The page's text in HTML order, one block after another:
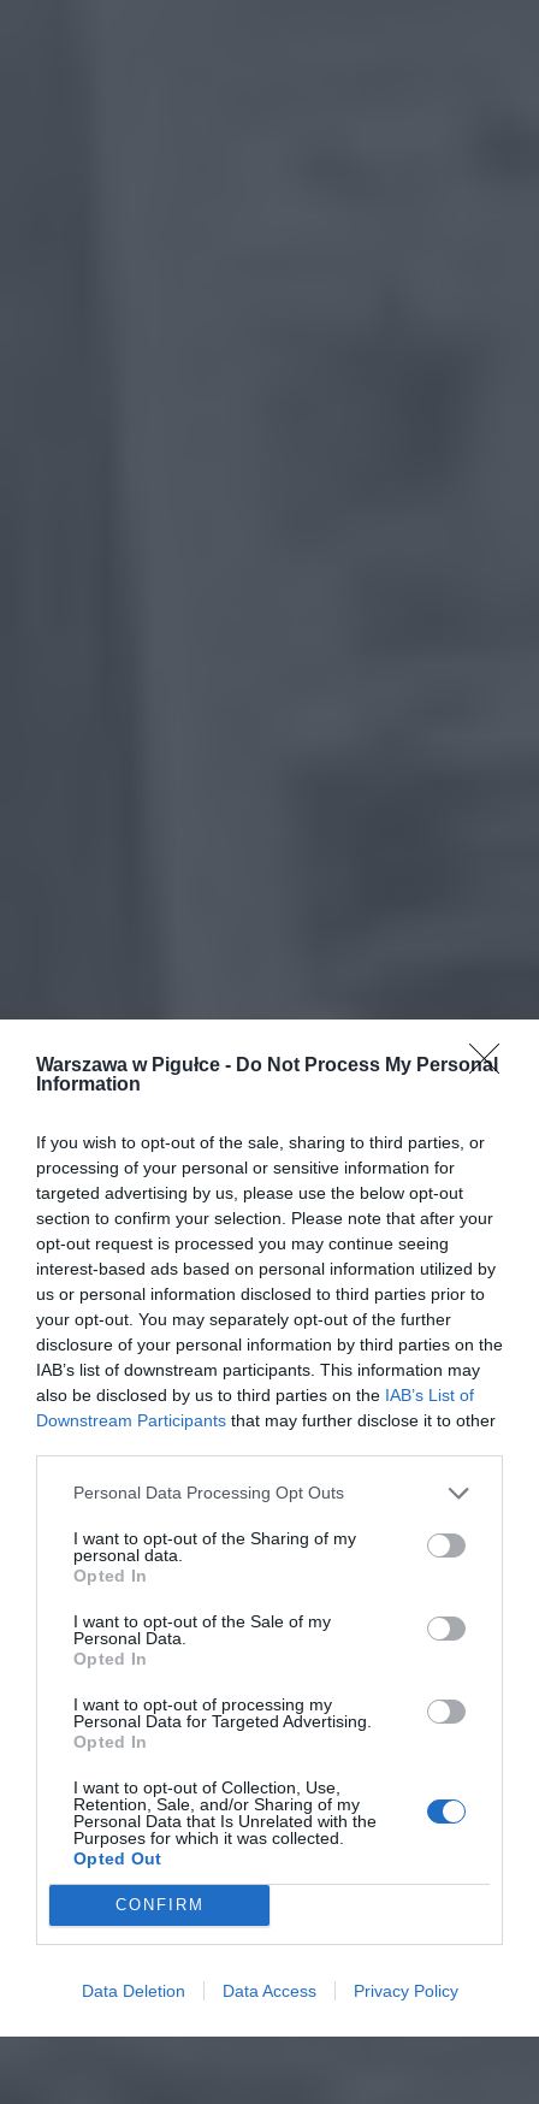
Warszawa w Pigułce - Do Not Process My Personal
Information
If you wish to opt-out of the sale, sharing to third parties, or
processing of your personal or sensitive information for
targeted advertising by us, please use the below opt-out
section to confirm your selection. Please note that after your
opt-out request is processed you may continue seeing
interest-based ads based on personal information utilized by
us or personal information disclosed to third parties prior to
your opt-out. You may separately opt-out of the further
disclosure of your personal information by third parties on the
IAB’s list of downstream participants. This information may
also be disclosed by us to third parties on the IAB’s List of
Downstream Participants that may further disclose it to other
Personal Data Processing Opt Outs
I want to opt-out of the Sharing of my
personal data.
Opted In
I want to opt-out of the Sale of my
Personal Data.
Opted In
I want to opt-out of processing my
Personal Data for Targeted Advertising.
Opted In
I want to opt-out of Collection, Use,
Retention, Sale, and/or Sharing of my
Personal Data that Is Unrelated with the
Purposes for which it was collected.
Opted Out
CONFIRM
Data Deletion Data Access Privacy Policy